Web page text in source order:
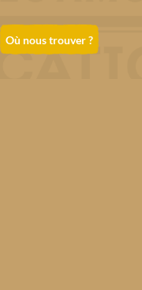
Où nous trouver ?